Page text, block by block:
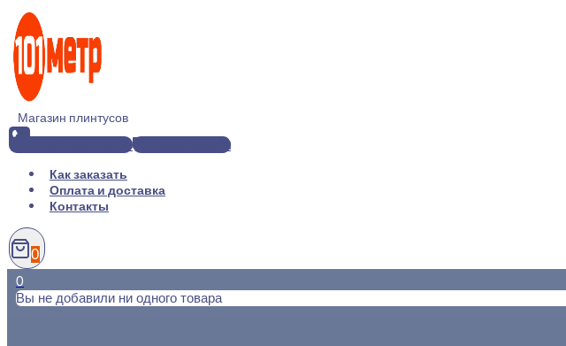
Перейти
содержимому
Магазин плинтусов
+7(812) 920-02-38
info@101metr.ru
Как заказать
Оплата и доставка
Контакты
0
0
Вы не добавили ни одного товара